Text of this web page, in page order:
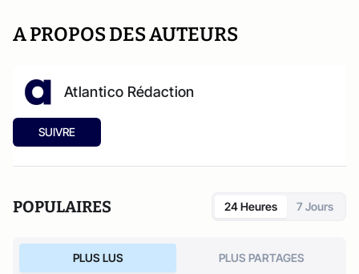
A PROPOS DES AUTEURS
Atlantico Rédaction
SUIVRE
POPULAIRES 24 Heures 7 Jours
PLUS LUS PLUS PARTAGES